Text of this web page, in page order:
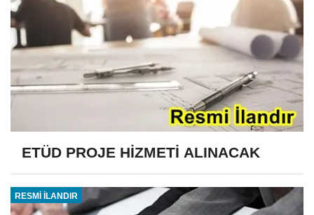
ETÜD PROJE HİZMETİ ALINACAK
RESMİ İLANDIR